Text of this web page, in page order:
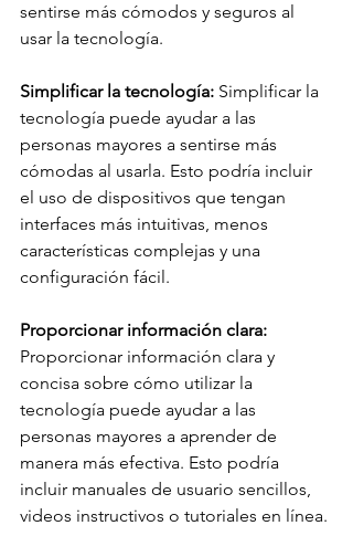
sentirse más cómodos y seguros al
usar la tecnología.
Simplificar la tecnología: Simplificar la
tecnología puede ayudar a las
personas mayores a sentirse más
cómodas al usarla. Esto podría incluir
el uso de dispositivos que tengan
interfaces más intuitivas, menos
características complejas y una
configuración fácil.
Proporcionar información clara:
Proporcionar información clara y
concisa sobre cómo utilizar la
tecnología puede ayudar a las
personas mayores a aprender de
manera más efectiva. Esto podría
incluir manuales de usuario sencillos,
videos instructivos o tutoriales en línea.